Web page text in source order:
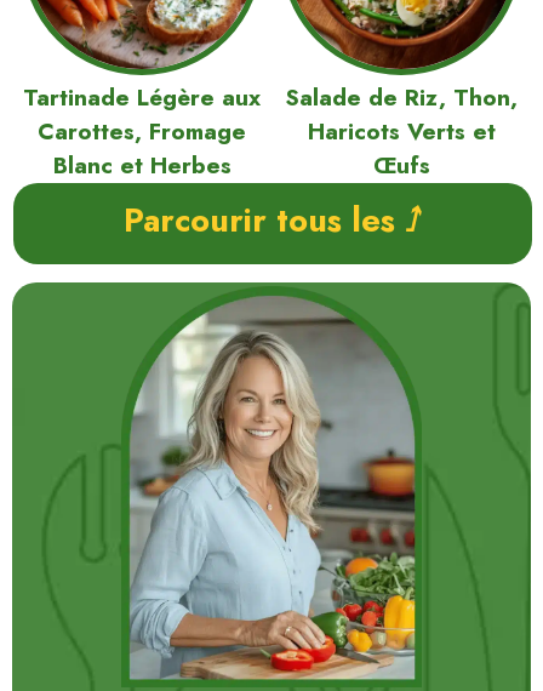
Tartinade Légère aux
Carottes, Fromage
Blanc et Herbes
Salade de Riz, Thon,
Haricots Verts et
Œufs
Parcourir tous les ⭜